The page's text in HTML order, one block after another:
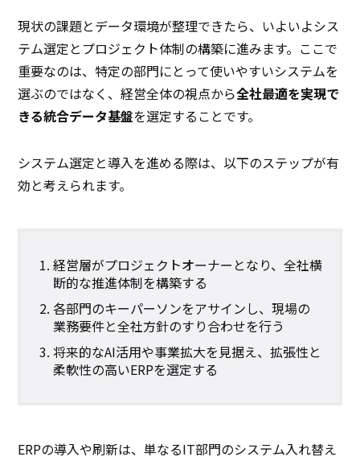
現状の課題とデータ環境が整理できたら、いよいよシス
テム選定とプロジェクト体制の構築に進みます。ここで
重要なのは、特定の部門にとって使いやすいシステムを
選ぶのではなく、経営全体の視点から全社最適を実現で
きる統合データ基盤を選定することです。
システム選定と導入を進める際は、以下のステップが有
効と考えられます。
経営層がプロジェクトオーナーとなり、全社横
断的な推進体制を構築する
各部門のキーパーソンをアサインし、現場の
業務要件と全社方針のすり合わせを行う
将来的なAI活用や事業拡大を見据え、拡張性と
柔軟性の高いERPを選定する
ERPの導入や刷新は、単なるIT部門のシステム入れ替え